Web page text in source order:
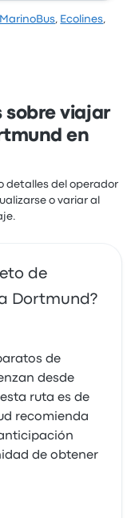
MarinoBus, Ecolines,
sobre viajar
en
detalles del operador
o variar al
de
Dortmund?
de
desde
ruta es de
recomienda
de obtener